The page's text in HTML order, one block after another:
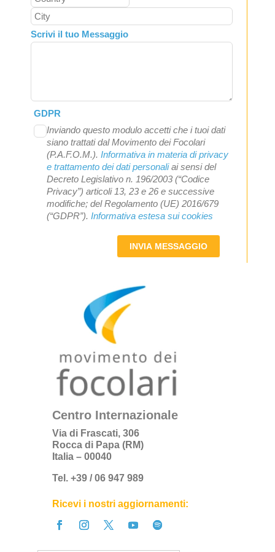
Scrivi il tuo Messaggio
GDPR
Inviando questo modulo accetti che i tuoi dati
siano trattati dal Movimento dei Focolari
(P.A.F.O.M.). Informativa in materia di privacy
e trattamento dei dati personaliai sensi del
Decreto Legislativo n. 196/2003 (“Codice
Privacy”) articoli 13, 23 e 26 e successive
modifiche; del Regolamento (UE) 2016/679
(“GDPR”). Informativa estesa sui cookies
INVIA MESSAGGIO
Centro Internazionale
Via di Frascati, 306
Rocca di Papa (RM)
Italia – 00040
Tel. +39 / 06 947 989
Ricevi i nostri aggiornamenti: